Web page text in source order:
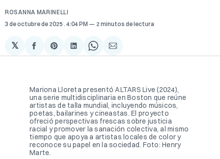
ROSANNA MARINELLI
3 de octubre de 2025 . 4:04 PM 2 minutos de lectura
𝕏
Compartir
en
Share
on
Compartir
en
Share
on
Compartir
via
Mariona Lloreta presentó ALTARS Live (2024),
una serie multidisciplinaria en Boston que reúne
artistas de talla mundial, incluyendo músicos,
poetas, bailarines y cineastas. El proyecto
ofreció perspectivas frescas sobre justicia
racial y promover la sanación colectiva, al mismo
tiempo que apoya a artistas locales de color y
reconoce su papel en la sociedad. Foto: Henry
Marte.